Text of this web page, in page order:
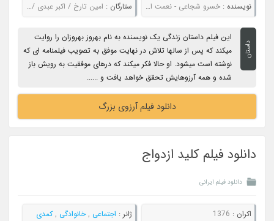
نویسنده :خسرو شجاعی - نعمت اله روزبهانی ستارگان : امین تارخ / اکبر عبدی / فاطمه گودرزی / حسین پناهی / روح انگیز مهتدی حقیقی
داستان
این فیلم داستان زندگی یک نویسنده به نام بهروز بهروزان را روایت
میکند که پس از سالها تلاش در نهایت موفق به تصویب فیلمنامه ای که
نوشته است میشود. او حالا فکر میکند که درهای موفقیت به رویش باز
شده و همه آرزوهایش تحقق خواهد یافت و ......
دانلود فیلم آرزوی بزرگ
دانلود فیلم کلید ازدواج
دانلود فیلم ایرانی
اکران : 1376 ژانر : اجتماعی ,خانوادگی ,کمدی